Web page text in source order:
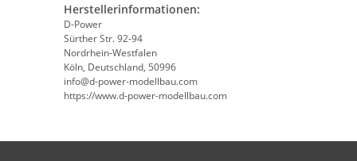
Herstellerinformationen:
D-Power
Sürther Str. 92-94
Nordrhein-Westfalen
Köln, Deutschland, 50996
info@d-power-modellbau.com
https://www.d-power-modellbau.com